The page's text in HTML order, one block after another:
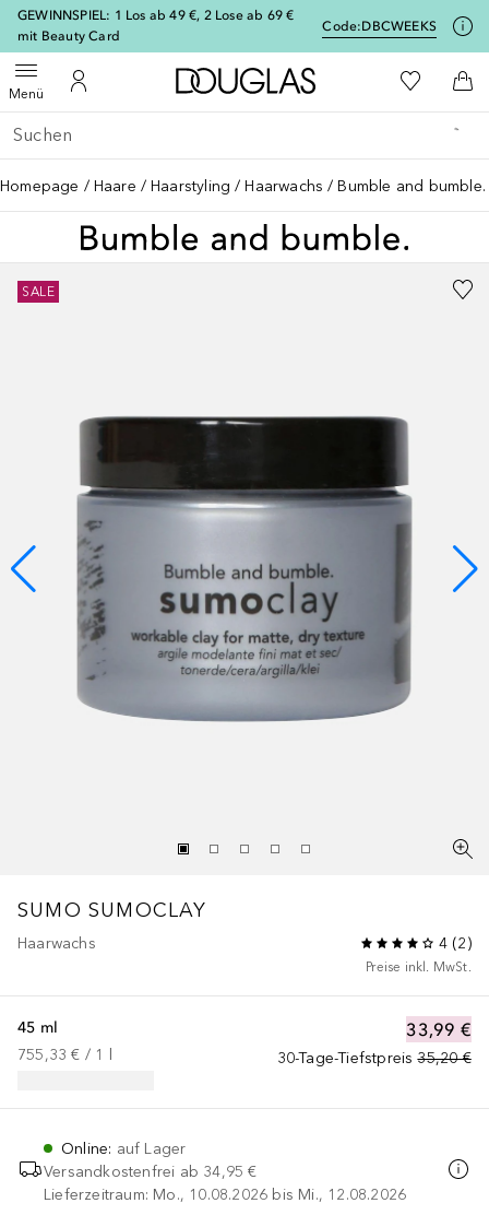
GEWINNSPIEL: 1 Los ab 49 €, 2 Lose ab 69 €
mit Beauty Card
Code:DBCWEEKS
MenüMenü öffnenZu Meinem Kundenkonto
Zur Douglas Startseite
Zu Meiner
Gehe zurück
Suche ausführen
Homepage Haare Haarstyling Haarwachs Bumble and
SALE
SUMO SUMOCLAY
Haarwachs 4 (2)
Preise inkl. MwSt.
33,99 €
30-Tage-Tiefstpreis 35,20 €
45 ml
755,33 € / 1
Online: auf Lager
Versandkostenfrei ab 34,95 €
Lieferzeitraum: Mo., 10.08.2026 bis Mi., 12.08.2026
[navigation.slideout.screenreader]